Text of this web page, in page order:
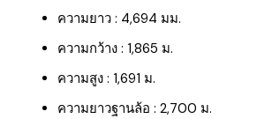
ความยาว : 4,694 มม.
ความกว้าง : 1,865 ม.
ความสูง : 1,691 ม.
ความยาวฐานล้อ : 2,700 ม.